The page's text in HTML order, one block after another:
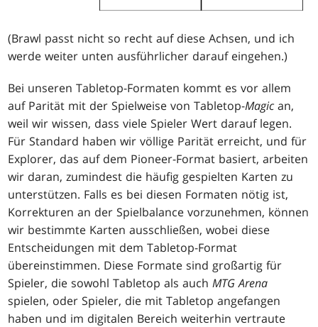
(Brawl passt nicht so recht auf diese Achsen, und ich
werde weiter unten ausführlicher darauf eingehen.)
Bei unseren Tabletop-Formaten kommt es vor allem
auf Parität mit der Spielweise von Tabletop-Magic an,
weil wir wissen, dass viele Spieler Wert darauf legen.
Für Standard haben wir völlige Parität erreicht, und für
Explorer, das auf dem Pioneer-Format basiert, arbeiten
wir daran, zumindest die häufig gespielten Karten zu
unterstützen. Falls es bei diesen Formaten nötig ist,
Korrekturen an der Spielbalance vorzunehmen, können
wir bestimmte Karten ausschließen, wobei diese
Entscheidungen mit dem Tabletop-Format
übereinstimmen. Diese Formate sind großartig für
Spieler, die sowohl Tabletop als auchMTG Arena
spielen, oder Spieler, die mit Tabletop angefangen
haben und im digitalen Bereich weiterhin vertraute